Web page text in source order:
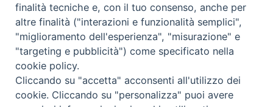
Diocesi
finalità tecniche e, con il tuo consenso, anche per
altre finalità ("interazioni e funzionalità semplici",
"miglioramento dell'esperienza", "misurazione" e
"targeting e pubblicità") come specificato nella
cookie policy.
Cliccando su "accetta" acconsenti all'utilizzo dei
cookie. Cliccando su "personalizza" puoi avere